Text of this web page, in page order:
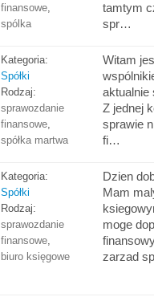
finansowe,
spólka
tamtym
spr…
Kategoria:
Spółki
Rodzaj:
sprawozdanie
finansowe,
spółka martwa
Witam
aktualnie
Z jednej
sprawie
fi…
Kategoria:
Spółki
Rodzaj:
sprawozdanie
finansowe,
biuro księgowe
Dzien
Mam
moge
zarzad